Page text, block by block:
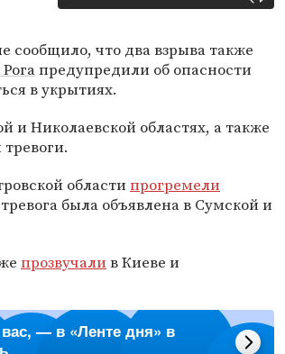
сообщило, что два взрыва также
предупредили об опасности
в укрытиях.
и Николаевской областях, а также
областипрогремели
была объявлена в Сумской и
прозвучалив Киеве и
— в «Ленте дня» в